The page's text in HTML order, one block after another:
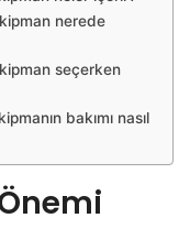
nerede
seçerken
bakımı nasıl